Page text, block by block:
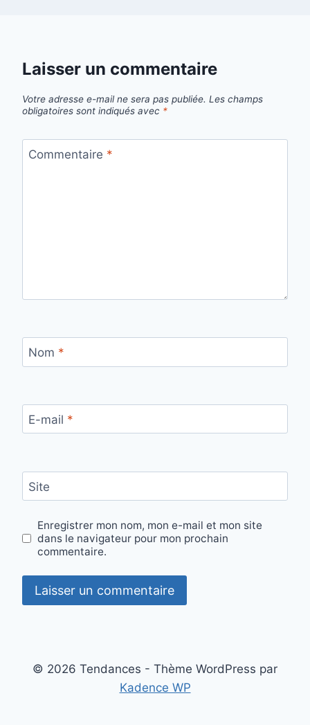
Laisser un commentaire
Votre adresse e-mail ne sera pas publiée. Les champs
obligatoires sont indiqués avec *
Commentaire *
Nom *
E-mail *
Site
Enregistrer mon nom, mon e-mail et mon site
dans le navigateur pour mon prochain
commentaire.
© 2026 Tendances - Thème WordPress par
Kadence WP